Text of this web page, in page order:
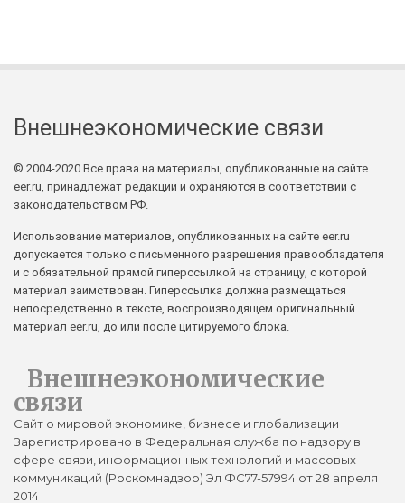
Внешнеэкономические связи
© 2004-2020 Все права на материалы, опубликованные на сайте
eer.ru, принадлежат редакции и охраняются в соответствии с
законодательством РФ.
Использование материалов, опубликованных на сайте eer.ru
допускается только с письменного разрешения правообладателя
и с обязательной прямой гиперссылкой на страницу, с которой
материал заимствован. Гиперссылка должна размещаться
непосредственно в тексте, воспроизводящем оригинальный
материал eer.ru, до или после цитируемого блока.
Внешнеэкономические
связи
Сайт о мировой экономике, бизнесе и глобализации
Зарегистрировано в Федеральная служба по надзору в
сфере связи, информационных технологий и массовых
коммуникаций (Роскомнадзор) Эл ФС77-57994 от 28 апреля
2014